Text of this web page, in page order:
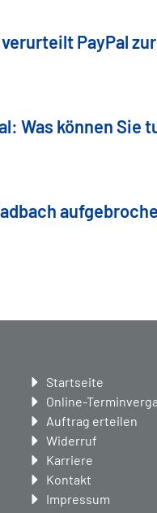
PayPal
Was können Sie
Navigation
überspringen
Startseite
Online-
Auftrag erteilen
Widerruf
Karriere
Kontakt
Impressum